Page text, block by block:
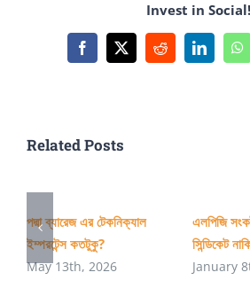
Invest in Social!
Facebook
X RedditLinkedIn
Related Posts
পদ্মা ব্যারেজ এর টেকনিক্যাল
ইম্পরটেন্স কতটুকু?
May 13th, 2026
এলপিজি
সিন্ডিকেট
January